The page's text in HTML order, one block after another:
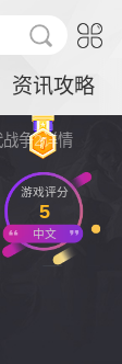
资讯攻略
争2详情
游戏评分
5
中文